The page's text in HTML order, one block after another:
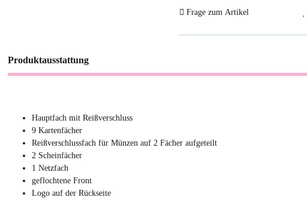
Frage zum Artikel
Produktausstattung
Hauptfach mit Reißverschluss
9 Kartenfächer
Reißverschlussfach für Münzen auf 2 Fächer aufgeteilt
2 Scheinfächer
1 Netzfach
geflochtene Front
Logo auf der Rückseite